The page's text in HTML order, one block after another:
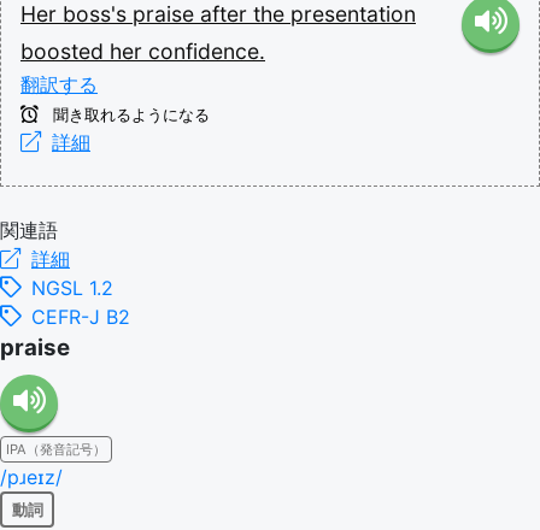
Her boss's praise after the presentation
boosted her confidence.
翻訳する
聞き取れるようになる
詳細
関連語
詳細
NGSL 1.2
CEFR-J B2
praise
IPA（発音記号）
/pɹeɪz/
動詞